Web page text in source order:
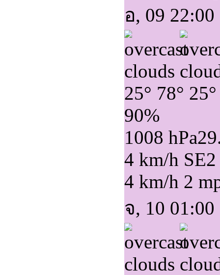
อ, 09 22:00
25° 78° 25°
90%
1008 hPa
4 km/h SE
4 km/h 2
จ, 10 01:00